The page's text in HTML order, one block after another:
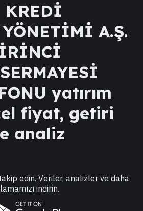
KREDİ
YÖNETİMİ A.Ş.
yatırım
fiyat, getiri
analiz
edin. Veriler, analizler ve daha
indirin.